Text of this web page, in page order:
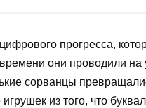
прогресса,
они проводили на
сорванцы
из того, что